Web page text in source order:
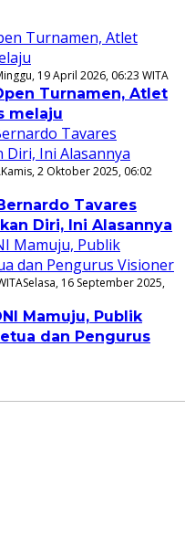
19 April 2026, 06:23 WITA
Turnamen, Atlet
melaju
Kamis, 2 Oktober 2025, 06:02
Tavares
Diri, Ini Alasannya
Selasa, 16 September 2025,
Mamuju, Publik
dan Pengurus